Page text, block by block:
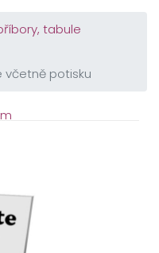
tabule
včetně potisku